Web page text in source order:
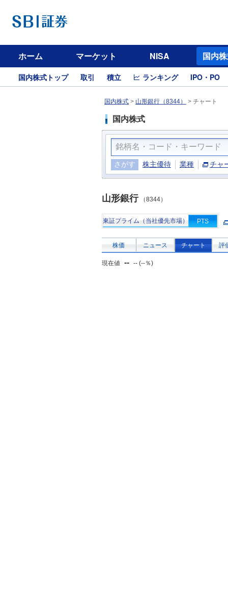
ホーム マーケット NISA 国内
国内株式トップ 取引 積立 ランキング IPO・PO
国内株式 > 山形銀行（8344） > チャート
国内株式
さがす 株主優待 業種 チャ
山形銀行（8344）
東証プライム（当社優先市場） PTS
株価 ニュース チャート 評
現在値 -- -- (--％)